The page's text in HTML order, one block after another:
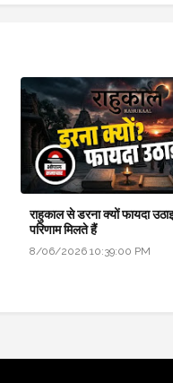
राहुकाल से डरना क्यों फायदा
परिणाम मिलते हैं
8/06/2026 10:39:00 PM